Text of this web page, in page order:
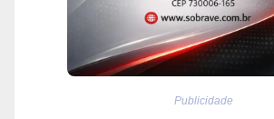
Publicidade